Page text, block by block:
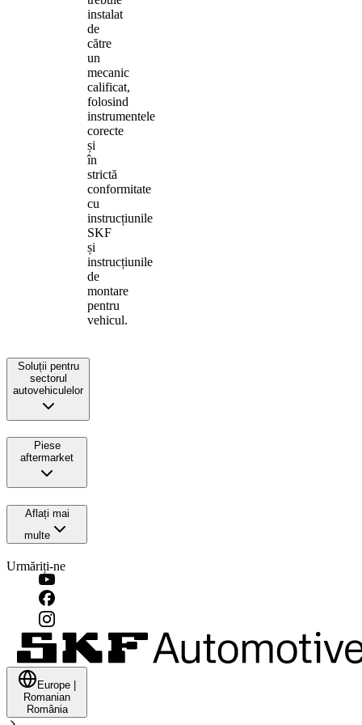
instalat
de
către
un
mecanic
calificat,
folosind
instrumentele
corecte
și
în
strictă
conformitate
cu
instrucțiunile
SKF
și
instrucțiunile
de
montare
pentru
vehicul.
Soluții pentru
sectorul
autovehiculelor
Piese
aftermarket
Aflați mai
multe
Urmăriți-ne
Europe
Romanian
România